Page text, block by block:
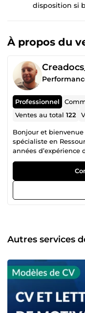
disposition si
À propos du
Professionnel
Ventes au total122
Bonjour et
spécialiste en
années
l’accompagnement
centrée sur la
lettres de motivation
documents
décrocher des
que recherchent les
dossier de
motivation en de
professionnelle. ○
Création de CV
vos compétences,
Rédaction de lettres
Capables de
Autres services